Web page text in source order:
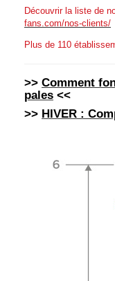
Découvrir la liste de
fans.com/nos-clients/
Plus de 110
>> Comment
pales <<
>> HIVER :